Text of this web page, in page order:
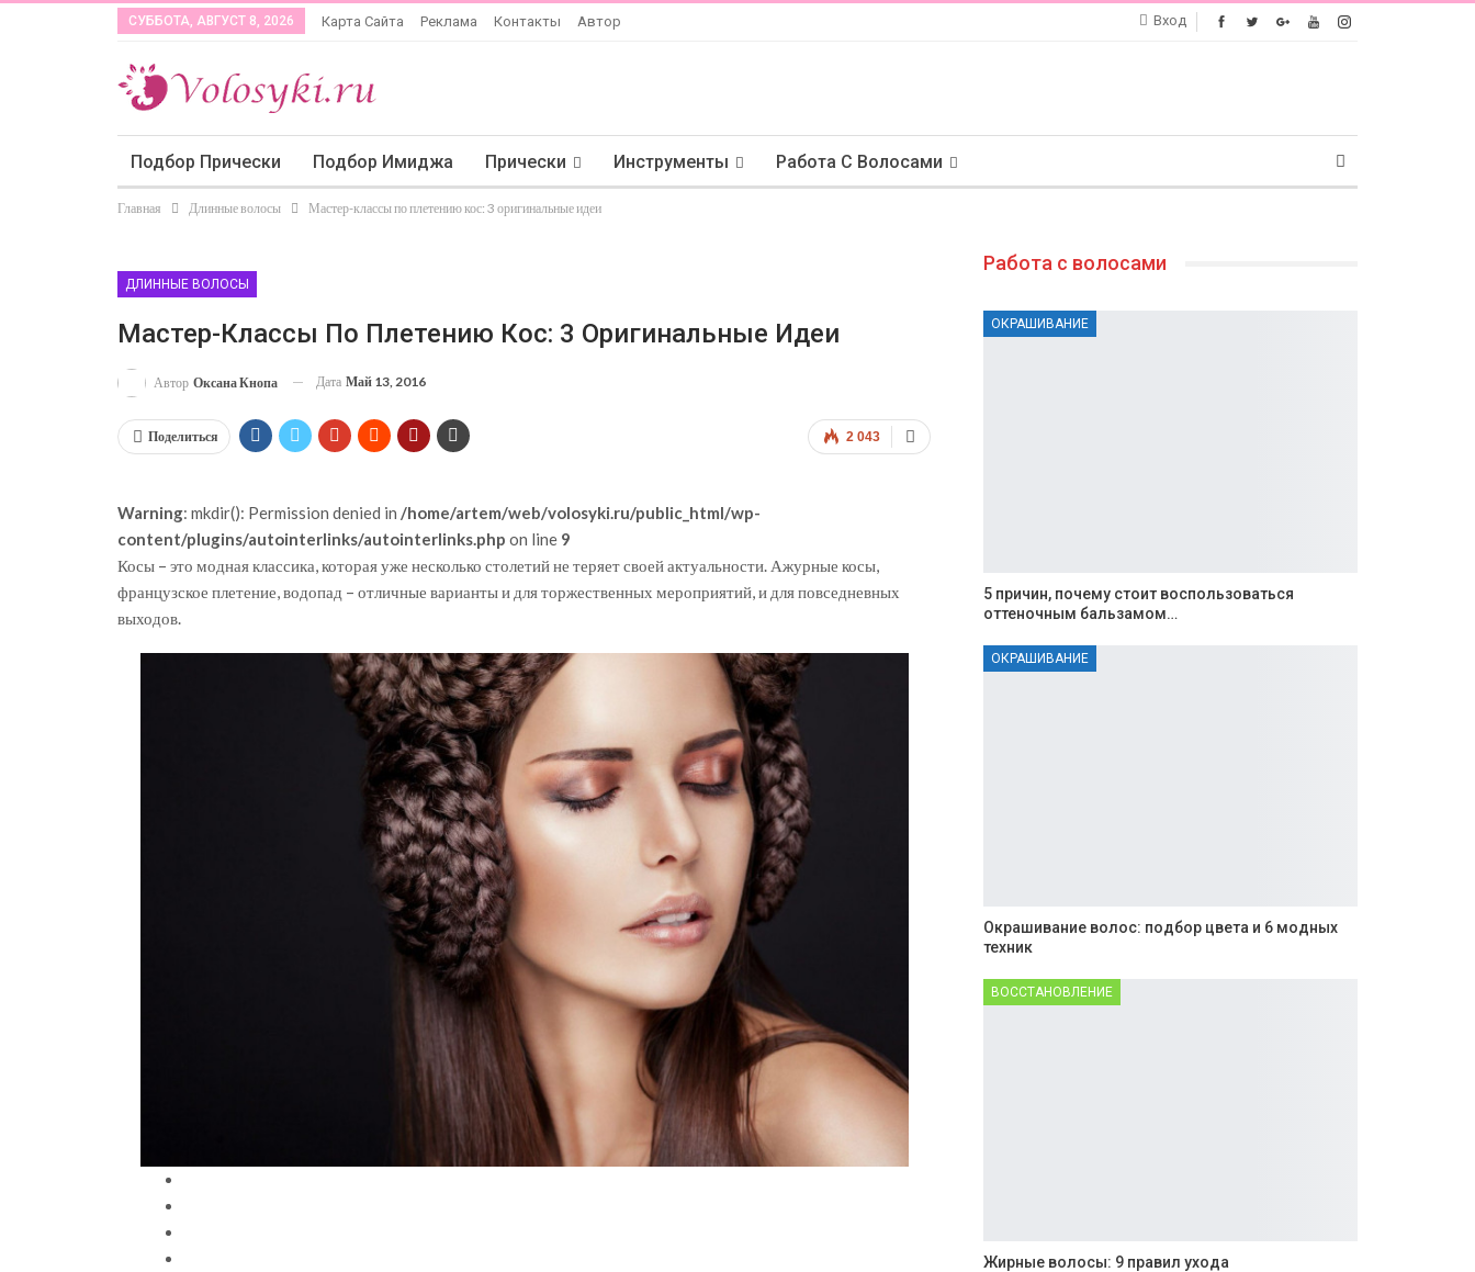
Вход
СУББОТА, АВГУСТ 8, 2026 Карта Сайта Реклама Контакты Автор
Подбор Прически Подбор Имиджа Прически Инструменты Работа С Волосами
Главная Длинные волосы Мастер-классы по плетению кос: 3 оригинальные идеи
ДЛИННЫЕ ВОЛОСЫ
Мастер-Классы По Плетению Кос: 3 Оригинальные Идеи
Автор Оксана Кнопа Дата Май 13, 2016
2 043
Поделиться
Warning: mkdir(): Permission denied in /home/artem/web/volosyki.ru/public_html/wp-
content/plugins/autointerlinks/autointerlinks.php on line 9
Косы – это модная классика, которая уже несколько столетий не теряет своей актуальности. Ажурные косы,
французское плетение, водопад – отличные варианты и для торжественных мероприятий, и для повседневных
выходов.
Работа с волосами
ОКРАШИВАНИЕ
5 причин, почему стоит воспользоваться
оттеночным бальзамом…
ОКРАШИВАНИЕ
Окрашивание волос: подбор цвета и 6 модных
техник
ВОССТАНОВЛЕНИЕ
Жирные волосы: 9 правил ухода